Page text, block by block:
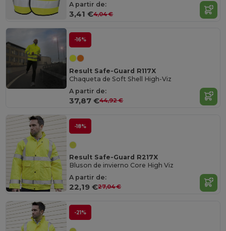
A partir de:
3,41 €4,04 €
-16%
Result Safe-Guard R117X
Chaqueta de Soft Shell High-Viz
A partir de:
37,87 €44,92 €
-18%
Result Safe-Guard R217X
Bluson de invierno Core High Viz
A partir de:
22,19 €27,04 €
-21%